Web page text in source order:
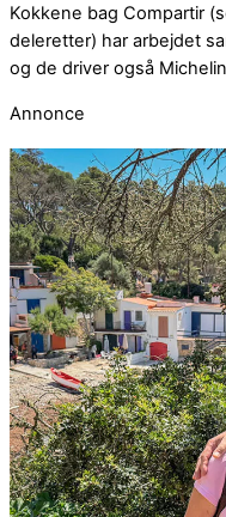
Kokkene bag Compartir
deleretter) har arbejdet
og de driver også
Annonce